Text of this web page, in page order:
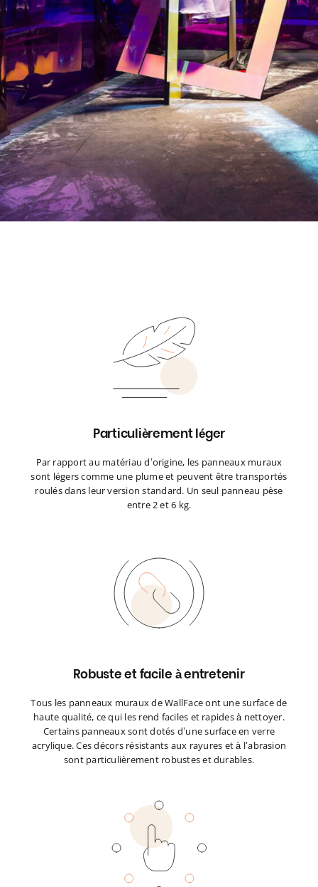
Particulièrement léger
Par rapport au matériau d’origine, les panneaux muraux
sont légers comme une plume et peuvent être transportés
roulés dans leur version standard. Un seul panneau pèse
entre 2 et 6 kg.
Robuste et facile à entretenir
Tous les panneaux muraux de WallFace ont une surface de
haute qualité, ce qui les rend faciles et rapides à nettoyer.
Certains panneaux sont dotés d’une surface en verre
acrylique. Ces décors résistants aux rayures et à l’abrasion
sont particulièrement robustes et durables.